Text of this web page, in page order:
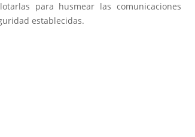
para husmear las comunicaciones
establecidas.